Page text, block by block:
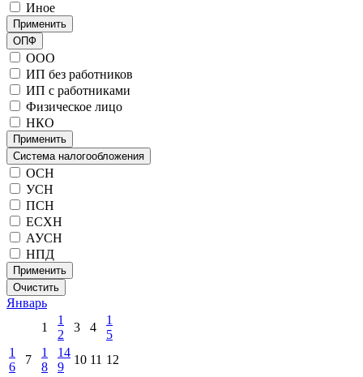
Иное
Применить
ОПФ
ООО
ИП без работников
ИП с работниками
Физическое лицо
НКО
Применить
Система налогообложения
ОСН
УСН
ПСН
ЕСХН
АУСН
НПД
Применить
Очистить
Январь
1
1
2
3 4
1
5
1
6
7
1
8
14
9
10 11 12